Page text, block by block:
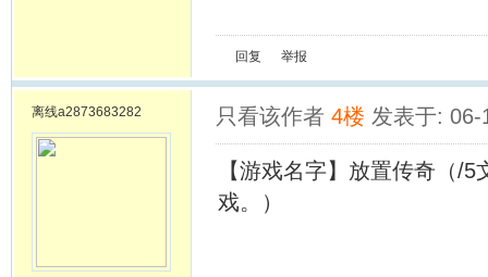
回复 举报
离线a2873683282 只看该作者 4楼 发表于: 06-
【游戏名字】放置传奇（/
戏。）